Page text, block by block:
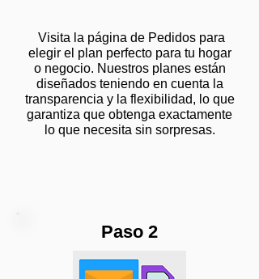
Visita la página de Pedidos para
elegir el plan perfecto para tu hogar
o negocio. Nuestros planes están
diseñados teniendo en cuenta la
transparencia y la flexibilidad, lo que
garantiza que obtenga exactamente
lo que necesita sin sorpresas.
Paso 2